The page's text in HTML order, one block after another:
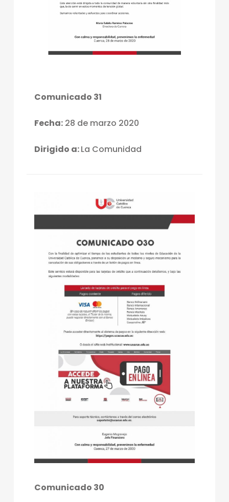
Comunicado 31
Fecha:28 de marzo 2020
Dirigido a:La Comunidad
Comunicado 30